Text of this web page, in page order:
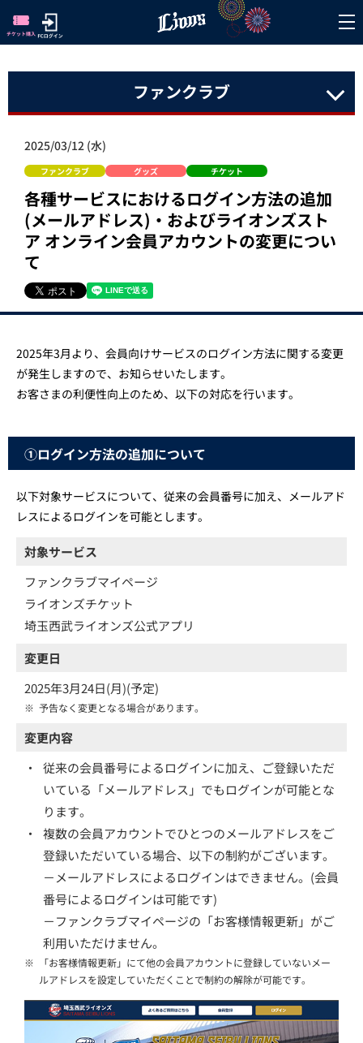
ファンクラブ
2025/03/12 (水)
ファンクラブ グッズ チケット
各種サービスにおけるログイン方法の追加
(メールアドレス)・およびライオンズスト
ア オンライン会員アカウントの変更につい
て
2025年3月より、会員向けサービスのログイン方法に関する変更
が発生しますので、お知らせいたします。
お客さまの利便性向上のため、以下の対応を行います。
①ログイン方法の追加について
以下対象サービスについて、従来の会員番号に加え、メールアド
レスによるログインを可能とします。
対象サービス
ファンクラブマイページ
ライオンズチケット
埼玉西武ライオンズ公式アプリ
変更日
2025年3月24日(月)(予定)
※ 予告なく変更となる場合があります。
変更内容
・
従来の会員番号によるログインに加え、ご登録いただ
いている「メールアドレス」でもログインが可能とな
ります。
・
複数の会員アカウントでひとつのメールアドレスをご
登録いただいている場合、以下の制約がございます。
－メールアドレスによるログインはできません。(会員
番号によるログインは可能です)
－ファンクラブマイページの「お客様情報更新」がご
利用いただけません。
※
「お客様情報更新」にて他の会員アカウントに登録していないメー
ルアドレスを設定していただくことで制約の解除が可能です。